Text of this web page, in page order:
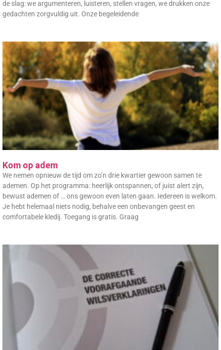
de slag: we argumenteren, luisteren, stellen vragen, we drukken onze
gedachten zorgvuldig uit. Onze begeleidende
Kom op adem
We nemen opnieuw de tijd om zo’n drie kwartier gewoon samen te
ademen. Op het programma: heerlijk ontspannen, of juist alert zijn,
bewust ademen of … ons gewoon even laten gaan. Iedereen is welkom.
Je hebt helemaal niets nodig, behalve een onbevangen geest en
comfortabele kledij. Toegang is gratis. Graag